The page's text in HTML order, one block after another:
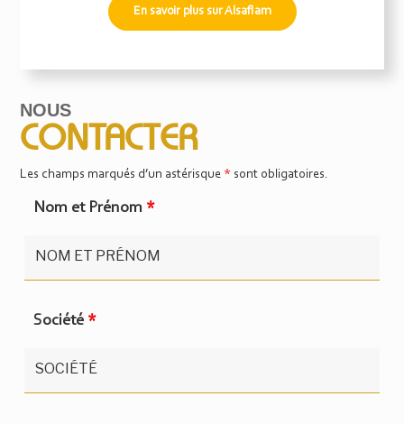
En savoir plus sur Alsaflam
NOUS
CONTACTER
Les champs marqués d’un astérisque * sont obligatoires.
Nom et Prénom *
Société *